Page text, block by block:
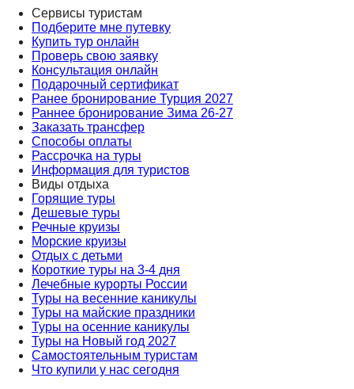
Сервисы туристам
Подберите мне путевку
Купить тур онлайн
Проверь свою заявку
Консультация онлайн
Подарочный сертификат
Ранее бронирование Турция 2027
Раннее бронирование Зима 26-27
Заказать трансфер
Способы оплаты
Рассрочка на туры
Информация для туристов
Виды отдыха
Горящие туры
Дешевые туры
Речные круизы
Морские круизы
Отдых с детьми
Короткие туры на 3-4 дня
Лечебные курорты России
Туры на весенние каникулы
Туры на майские праздники
Туры на осенние каникулы
Туры на Новый год 2027
Самостоятельным туристам
Что купили у нас сегодня